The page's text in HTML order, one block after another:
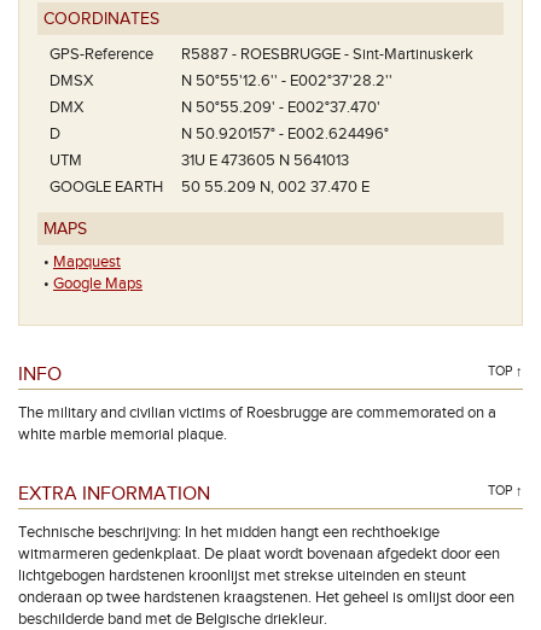
COORDINATES
GPS-Reference
R5887 - ROESBRUGGE - Sint-Martinuskerk
DMSX
N 50°55'12.6'' - E002°37'28.2''
DMX
N 50°55.209' - E002°37.470'
D
N 50.920157° - E002.624496°
UTM
31U E 473605 N 5641013
GOOGLE EARTH
50 55.209 N, 002 37.470 E
MAPS
• Mapquest
• Google Maps
INFO TOP ↑
The military and civilian victims of Roesbrugge are commemorated on a
white marble memorial plaque.
EXTRA INFORMATION TOP ↑
Technische beschrijving: In het midden hangt een rechthoekige
witmarmeren gedenkplaat. De plaat wordt bovenaan afgedekt door een
lichtgebogen hardstenen kroonlijst met strekse uiteinden en steunt
onderaan op twee hardstenen kraagstenen. Het geheel is omlijst door een
beschilderde band met de Belgische driekleur.